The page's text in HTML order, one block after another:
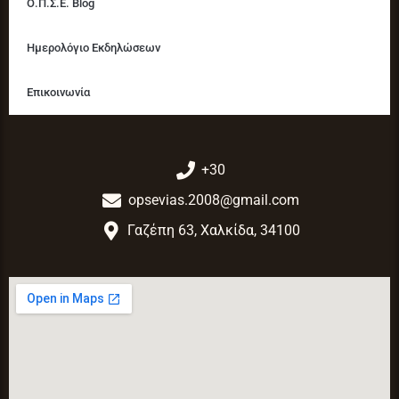
Ο.Π.Σ.Ε. Blog
Ημερολόγιο Εκδηλώσεων
Επικοινωνία
+30
opsevias.2008@gmail.com
Γαζέπη 63, Χαλκίδα, 34100